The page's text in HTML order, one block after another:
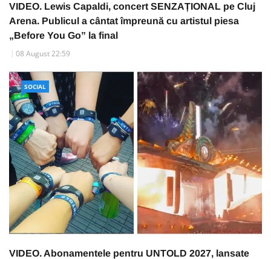
VIDEO. Lewis Capaldi, concert SENZAȚIONAL pe Cluj
Arena. Publicul a cântat împreună cu artistul piesa
„Before You Go” la final
08 August 22:59
SOCIAL
VIDEO. Abonamentele pentru UNTOLD 2027, lansate